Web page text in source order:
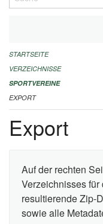
ALLGEMEINE
FINANZIELLE
KONTAKT
STARTSEITE
VERZEICHNISSE
SPORTVEREINE
EXPORT
Export
Auf der rechten
Verzeichnisses
resultierende Zip-
sowie alle